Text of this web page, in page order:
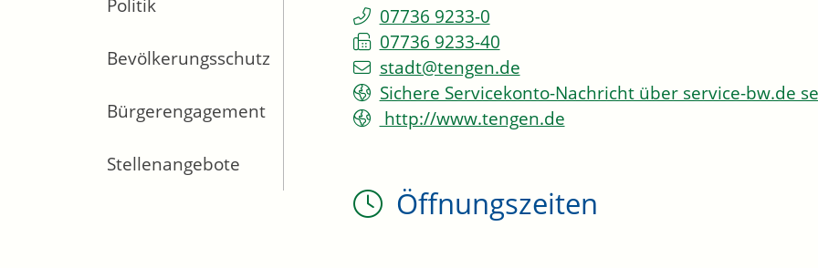
Politik
Bevölkerungsschutz
Bürgerengagement
Stellenangebote
07736 9233-0
07736 9233-40
stadt@tengen.de
Sichere Servicekonto-Nachricht über service-bw.de
http://www.tengen.de
Öffnungszeiten